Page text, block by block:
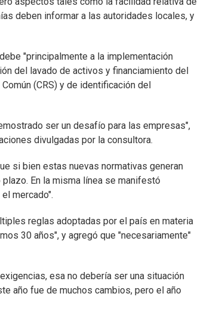
deben informar a las autoridades locales, y
"principalmente a la implementación
del lavado de activos y financiamiento del
(CRS) y de identificación del
ser un desafío para las empresas",
divulgadas por la consultora.
si bien estas nuevas normativas generan
En la misma línea se manifestó
mercado".
reglas adoptadas por el país en materia
30 años", y agregó que "necesariamente"
esa no debería ser una situación
año fue de muchos cambios, pero el año